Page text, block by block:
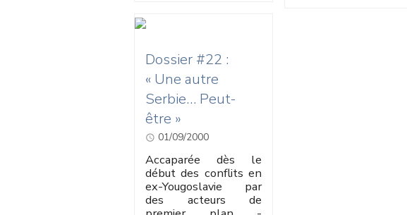
Dossier #22 :
« Une autre
Serbie… Peut-
être »
01/09/2000
Accaparée dès le
début des conflits en
ex-Yougoslavie par
des acteurs de